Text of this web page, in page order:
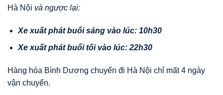
Hà Nội và ngược lại:
Xe xuất phát buổi sáng vào lúc: 10h30
Xe xuất phát buổi tối vào lúc: 22h30
Hàng hóa Bình Dương chuyển đi Hà Nội chỉ mất 4 ngày
vận chuyển.